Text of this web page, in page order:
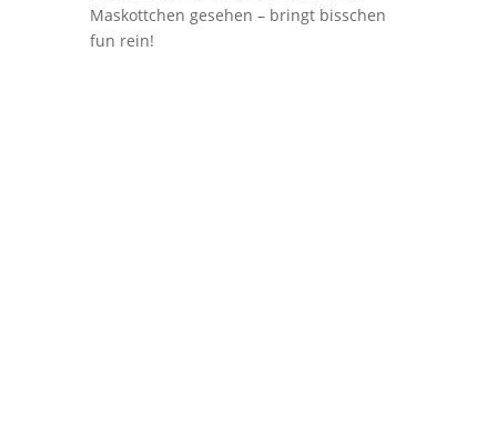
Maskottchen gesehen – bringt bisschen
fun rein!